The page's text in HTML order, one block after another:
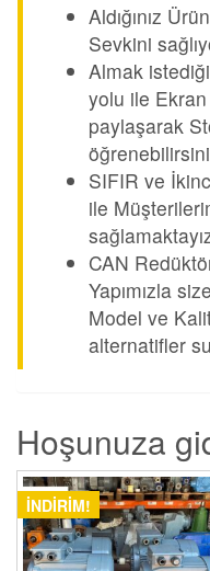
Aldığınız
Sevkini
Almak
yolu ile
paylaşarak
SIFIR ve
ile
CAN
Yapımızla
Model ve
alternatifler
Hoşunuza
İNDIRIM!